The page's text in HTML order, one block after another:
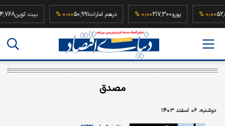
یورو217,300 درهم امارات50,991 بیت
مصدق
دوشنبه، ۰۶ اسفند ۱۴۰۳